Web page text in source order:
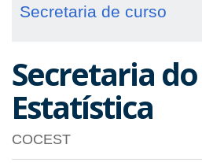
Secretaria de curso
Secretaria
Estatística
COCEST